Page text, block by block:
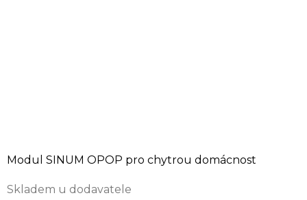
Modul SINUM OPOP pro chytrou domácnost
Skladem u dodavatele